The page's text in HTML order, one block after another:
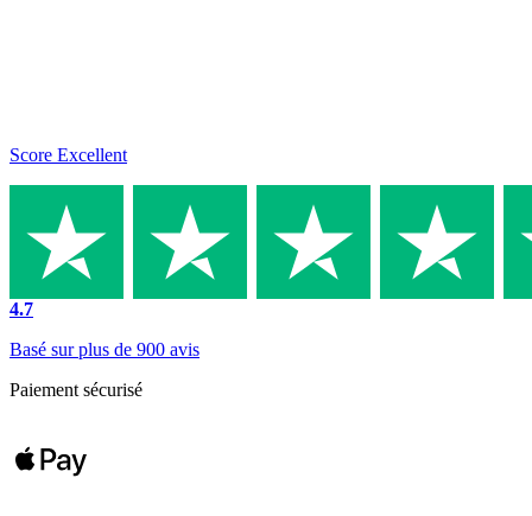
Score Excellent
4.7
Basé sur plus de 900 avis
Paiement sécurisé